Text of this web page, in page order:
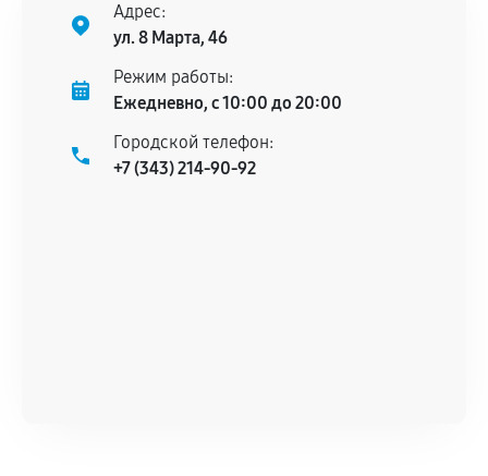
Адрес:
ул. 8 Марта, 46
Режим работы:
Ежедневно, с 10:00 до 20:00
Городской телефон:
+7 (343) 214-90-92